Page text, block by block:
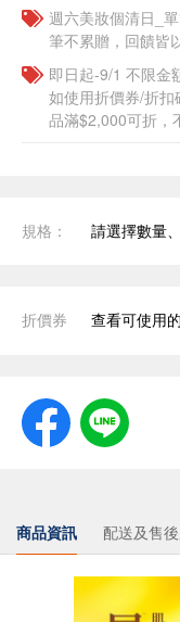
週六美妝個清日_
筆不累贈，回饋皆
即日起-9/1 不限金
如使用折價券/折
品滿$2,000可折，
規格： 請選擇數量
折價券 查看可使用
商品資訊 配送及售